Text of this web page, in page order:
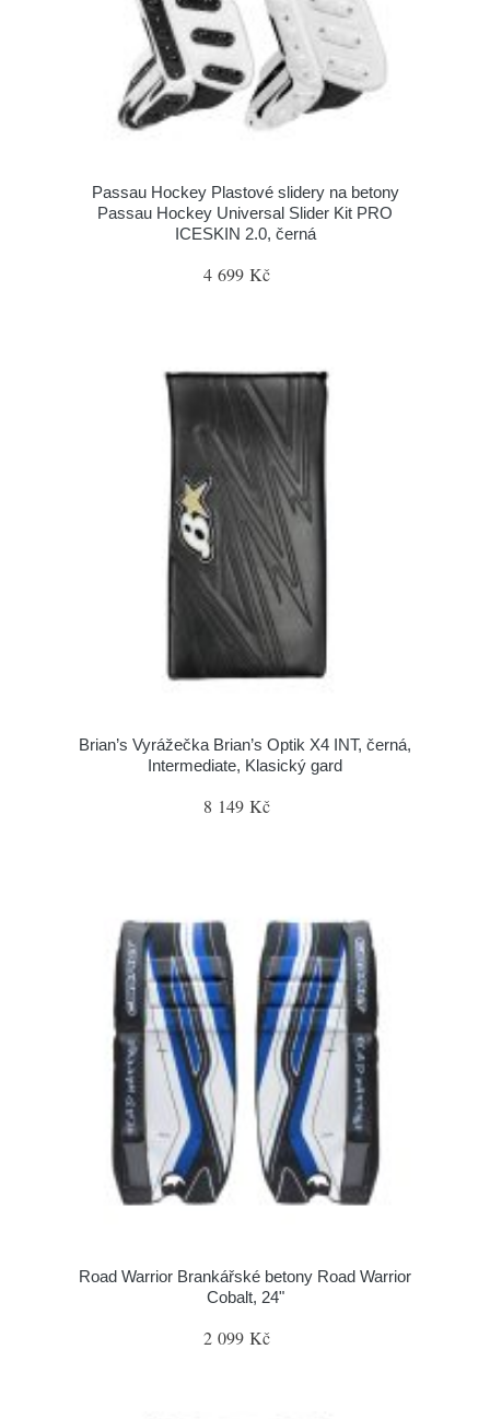
Passau Hockey Plastové slidery na betony
Passau Hockey Universal Slider Kit PRO
ICESKIN 2.0, černá
4 699 Kč
Brian’s Vyrážečka Brian’s Optik X4 INT, černá,
Intermediate, Klasický gard
8 149 Kč
Road Warrior Brankářské betony Road Warrior
Cobalt, 24"
2 099 Kč